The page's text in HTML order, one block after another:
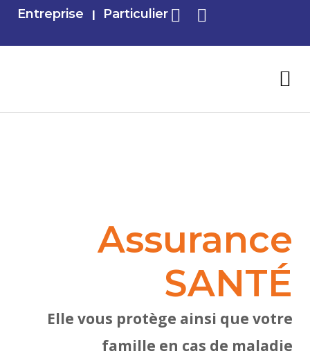
Entreprise I Particulier
Assurance
SANTÉ
Elle vous protège ainsi que votre
famille en cas de maladie